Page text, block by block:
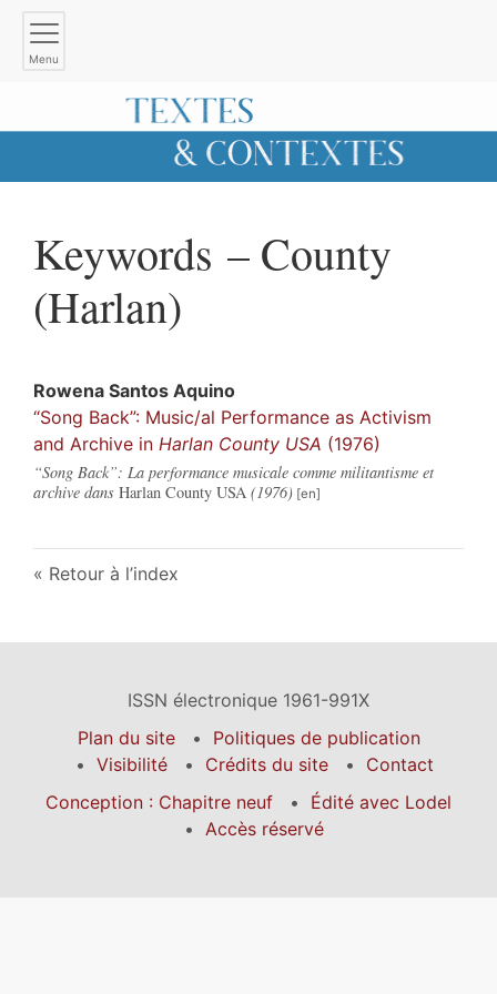
Menu
Keywords – County
(Harlan)
Rowena Santos Aquino
“Song Back”: Music/al Performance as Activism
and Archive in Harlan County USA (1976)
“Song Back”: La performance musicale comme militantisme et
archive dans Harlan County USA (1976)
Retour à l’index
ISSN électronique 1961-991X
Plan du site
Politiques de publication
Visibilité
Crédits du site
Contact
Conception : Chapitre neuf
Édité avec Lodel
Accès réservé